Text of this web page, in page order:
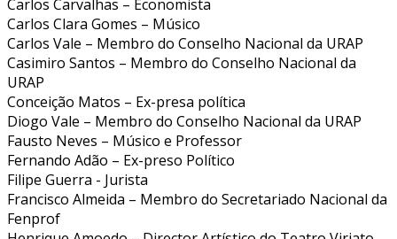
Carlos Carvalhas – Economista
Carlos Clara Gomes – Músico
Carlos Vale – Membro do Conselho Nacional da URAP
Casimiro Santos – Membro do Conselho Nacional da
URAP
Conceição Matos – Ex-presa política
Diogo Vale – Membro do Conselho Nacional da URAP
Fausto Neves – Músico e Professor
Fernando Adão – Ex-preso Político
Filipe Guerra - Jurista
Francisco Almeida – Membro do Secretariado Nacional da
Fenprof